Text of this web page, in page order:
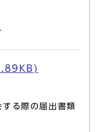
る際の届出書類